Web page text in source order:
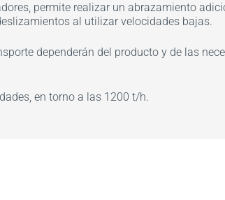
permite realizar un abrazamiento
al utilizar velocidades bajas.
dependerán del producto y de las
en torno a las 1200 t/h.